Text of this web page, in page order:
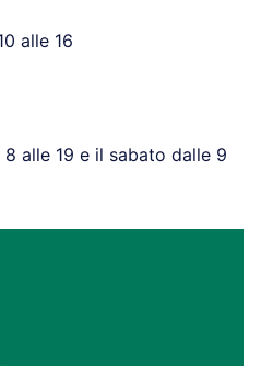
alle 16
alle 19 e il sabato dalle 9